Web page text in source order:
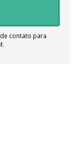
contato para